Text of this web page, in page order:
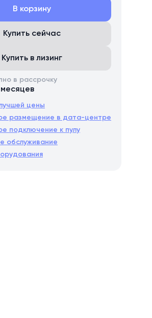
В корзину
Купить сейчас
Купить в лизинг
в рассрочку
цены
размещение в дата-центре
подключение к пулу
обслуживание